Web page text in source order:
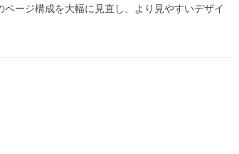
ージ構成を大幅に見直し、より見やすいデザイ